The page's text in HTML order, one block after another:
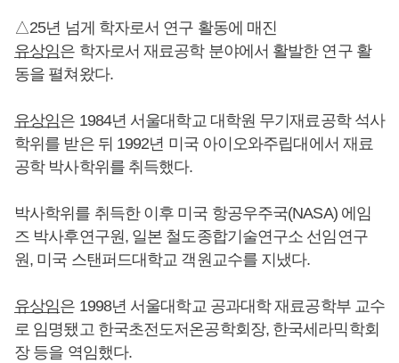
△25년 넘게 학자로서 연구 활동에 매진
유상임은 학자로서 재료공학 분야에서 활발한 연구 활
동을 펼쳐왔다.
유상임은 1984년 서울대학교 대학원 무기재료공학 석사
학위를 받은 뒤 1992년 미국 아이오와주립대에서 재료
공학 박사학위를 취득했다.
박사학위를 취득한 이후 미국 항공우주국(NASA) 에임
즈 박사후연구원, 일본 철도종합기술연구소 선임연구
원, 미국 스탠퍼드대학교 객원교수를 지냈다.
유상임은 1998년 서울대학교 공과대학 재료공학부 교수
로 임명됐고 한국초전도저온공학회장, 한국세라믹학회
장 등을 역임했다.